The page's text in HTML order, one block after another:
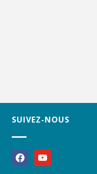
SUIVEZ-NOUS
facebookyoutube